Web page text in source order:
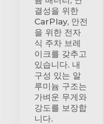
결성을 위한
CarPlay, 안전
을 위한 전자
식 주차 브레
이크를 갖추고
있습니다. 내
구성 있는 알
루미늄 구조는
가벼운 무게와
강도를 보장합
니다.